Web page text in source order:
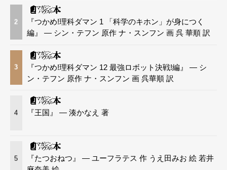
2
『つかめ!理科ダマン 1 「科学のキホン」が身につく
編』 — シン・テフン 原作 ナ・スンフン 画 呉 華順 訳
3
『つかめ!理科ダマン 12 最強ロボット決戦!編』 — シ
ン・テフン 原作 ナ・スンフン 画 呉華順 訳
4 『王国』 — 湊かなえ 著
5
『たつおねつ』 — ユーフラテス 作 うえ田みお 絵 若井